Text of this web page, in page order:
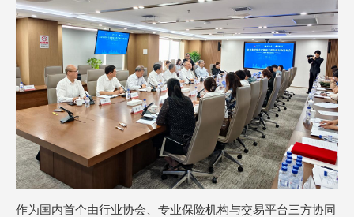
作为国内首个由行业协会、专业保险机构与交易平台三方协同